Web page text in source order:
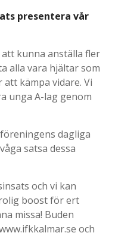
presentera vår
kunna anställa fler
alla vara hjältar som
kämpa vidare. Vi
unga A-lag genom
dagliga
satsa dessa
och vi kan
boost för ert
missa! Buden
och